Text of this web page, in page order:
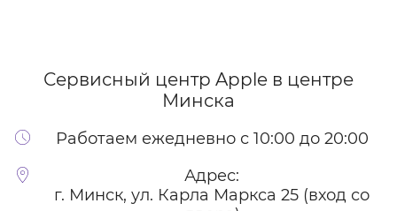
Сервисный центр Apple в центре
Минска
Работаем ежедневно с 10:00 до 20:00
Адрес:
г. Минск, ул. Карла Маркса 25 (вход со